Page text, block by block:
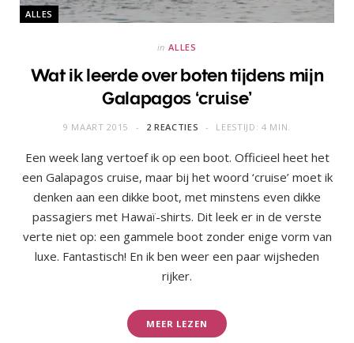
ALLES
in ALLES
Wat ik leerde over boten tijdens mijn
Galapagos ‘cruise’
9 MAART 2015 2 REACTIES LEESTIJD: 4 MIN.
Een week lang vertoef ik op een boot. Officieel heet het
een Galapagos cruise, maar bij het woord ‘cruise’ moet ik
denken aan een dikke boot, met minstens even dikke
passagiers met Hawaï-shirts. Dit leek er in de verste
verte niet op: een gammele boot zonder enige vorm van
luxe. Fantastisch! En ik ben weer een paar wijsheden
rijker.
MEER LEZEN